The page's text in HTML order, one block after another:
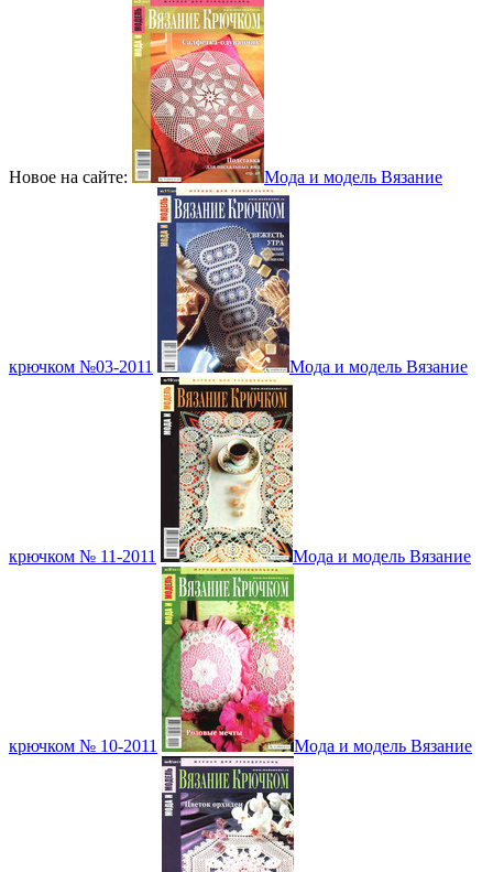
Новое на сайте: Мода и модель Вязание
крючком №03-2011 Мода и модель Вязание
крючком № 11-2011 Мода и модель Вязание
крючком № 10-2011 Мода и модель Вязание